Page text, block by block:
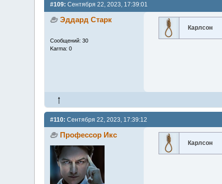
#109: Сентября 22, 2023, 17:39:01
Эддард Старк
Сообщений: 30
Karma: 0
Карлсон
#110: Сентября 22, 2023, 17:39:12
Профессор Икс
Карлсон